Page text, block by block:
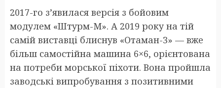
2017-го з’явилася версія з бойовим
модулем «Штурм-М». А 2019 року на тій
самій виставці блиснув «Отаман-3» — вже
більш самостійна машина 6×6, орієнтована
на потреби морської піхоти. Вона пройшла
заводські випробування з позитивними